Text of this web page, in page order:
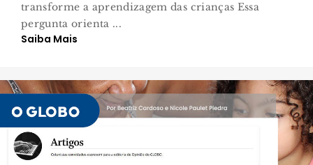
transforme a aprendizagem das crianças Essa
pergunta orienta ...
Saiba Mais